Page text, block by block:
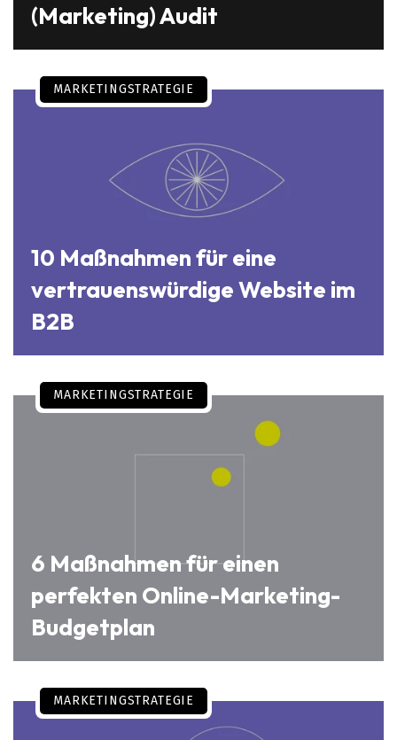
(Marketing) Audit
10 Maßnahmen für eine
vertrauenswürdige Website im
B2B
MARKETINGSTRATEGIE
6 Maßnahmen für einen
perfekten Online-Marketing-
Budgetplan
MARKETINGSTRATEGIE
MARKETINGSTRATEGIE